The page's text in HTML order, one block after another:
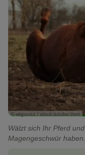
© virgonira / stock.adobe.com
Wälzt sich Ihr Pferd
Magengeschwür haben.